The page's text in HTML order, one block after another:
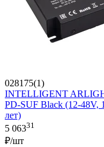
028175(1)
INTELLIGENT
PD-SUF Black (12-48V,
лет)
5 06331
₽/шт